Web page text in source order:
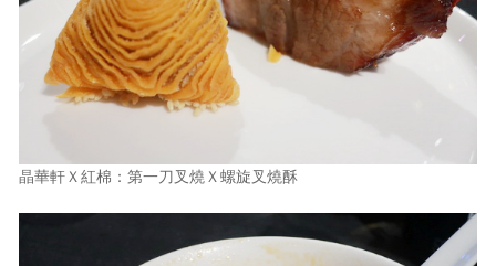
晶華軒Ｘ紅棉：第一刀叉燒Ｘ螺旋叉燒酥